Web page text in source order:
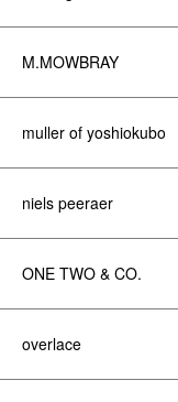
M.MOWBRAY
muller of yoshiokubo
niels peeraer
ONE TWO & CO.
overlace